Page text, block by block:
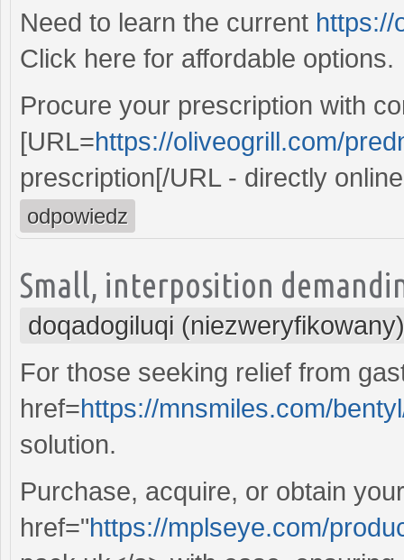
Need to learn the current https://
Click here for affordable options.
Procure your prescription with
[URL=https://oliveogrill.com/
prescription[/URL - directly
odpowiedz
Small, interposition
doqadogiluqi (niezweryfikowany)
For those seeking relief from
href=https://mnsmiles.com/
solution.
Purchase, acquire, or obtain
href="https://mplseye.com/